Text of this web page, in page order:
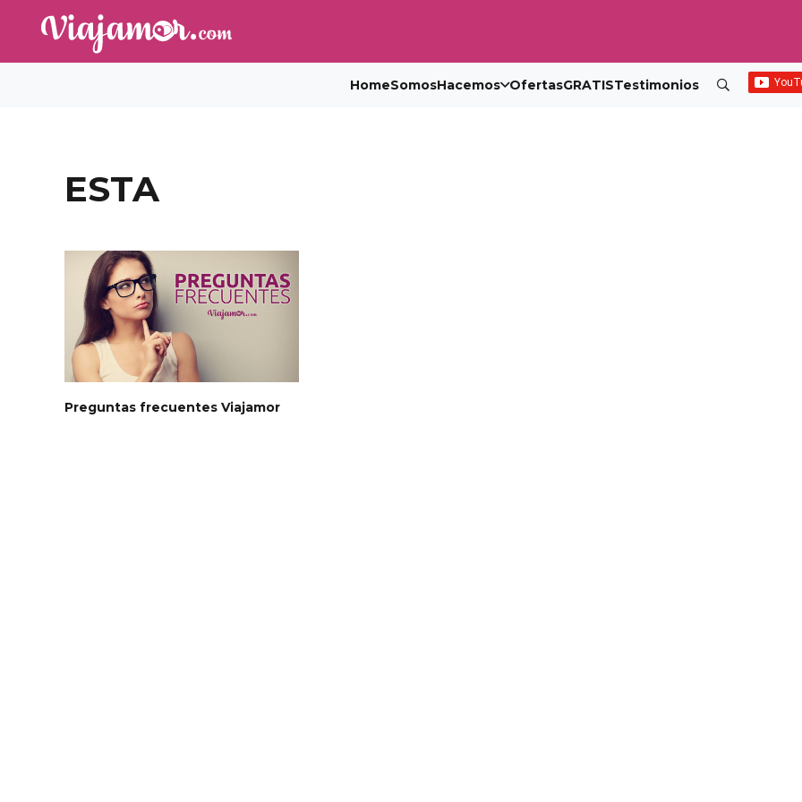
HomeSomosHacemos OfertasGRATISTestimonios
ESTA
Preguntas frecuentes Viajamor